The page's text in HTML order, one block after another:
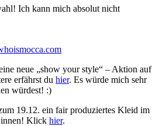
Ich kann mich absolut nicht
neue „show your style“ – Aktion auf
erfährst du hier. Es würde mich sehr
würdest! :)
19.12. ein fair produziertes Kleid im
Klick hier.